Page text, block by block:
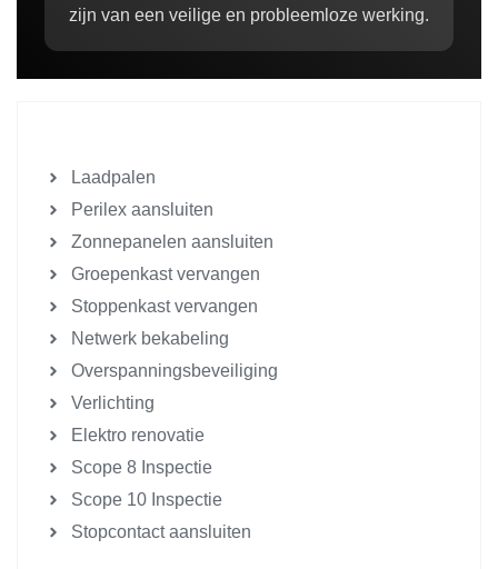
zijn van een veilige en probleemloze werking.
Laadpalen
Perilex aansluiten
Zonnepanelen aansluiten
Groepenkast vervangen
Stoppenkast vervangen
Netwerk bekabeling
Overspanningsbeveiliging
Verlichting
Elektro renovatie
Scope 8 Inspectie
Scope 10 Inspectie
Stopcontact aansluiten